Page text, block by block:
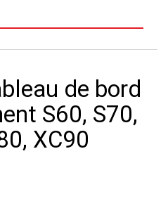
de bord
S60, S70,
XC90